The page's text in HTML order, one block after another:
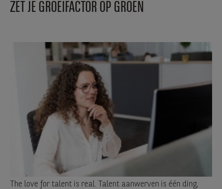
ZET JE GROEIFACTOR OP GROEN
The love for talent is real. Talent aanwerven is één ding,